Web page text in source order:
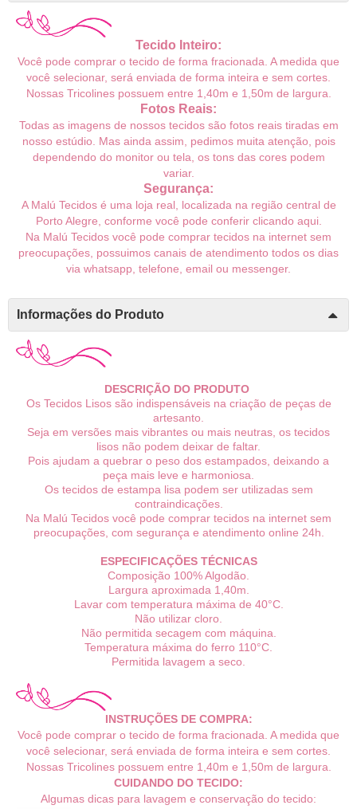
Tecido Inteiro:
Você pode comprar o tecido de forma fracionada. A medida que
você selecionar, será enviada de forma inteira e sem cortes.
Nossas Tricolines possuem entre 1,40m e 1,50m de largura.
Fotos Reais:
Todas as imagens de nossos tecidos são fotos reais tiradas em
nosso estúdio. Mas ainda assim, pedimos muita atenção, pois
dependendo do monitor ou tela, os tons das cores podem
variar.
Segurança:
A Malú Tecidos é uma loja real, localizada na região central de
Porto Alegre, conforme você pode conferir clicando aqui.
Na Malú Tecidos você pode comprar tecidos na internet sem
preocupações, possuimos canais de atendimento todos os dias
via whatsapp, telefone, email ou messenger.
Informações do Produto
DESCRIÇÃO DO PRODUTO
Os Tecidos Lisos são indispensáveis na criação de peças de
artesanto.
Seja em versões mais vibrantes ou mais neutras, os tecidos
lisos não podem deixar de faltar.
Pois ajudam a quebrar o peso dos estampados, deixando a
peça mais leve e harmoniosa.
Os tecidos de estampa lisa podem ser utilizadas sem
contraindicações.
Na Malú Tecidos você pode comprar tecidos na internet sem
preocupações, com segurança e atendimento online 24h.
ESPECIFICAÇÕES TÉCNICAS
Composição 100% Algodão.
Largura aproximada 1,40m.
Lavar com temperatura máxima de 40°C.
Não utilizar cloro.
Não permitida secagem com máquina.
Temperatura máxima do ferro 110°C.
Permitida lavagem a seco.
INSTRUÇÕES DE COMPRA:
Você pode comprar o tecido de forma fracionada. A medida que
você selecionar, será enviada de forma inteira e sem cortes.
Nossas Tricolines possuem entre 1,40m e 1,50m de largura.
CUIDANDO DO TECIDO:
Algumas dicas para lavagem e conservação do tecido: